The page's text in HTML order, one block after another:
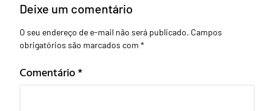
Deixe um comentário
O seu endereço de e-mail não será publicado. Campos
obrigatórios são marcados com *
Comentário*